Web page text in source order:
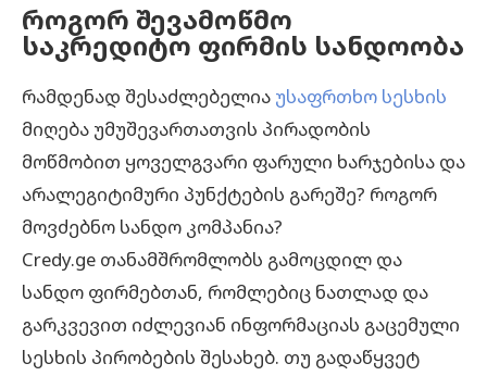
როგორ შევამოწმო
საკრედიტო ფირმის სანდოობა
რამდენად შესაძლებელია უსაფრთხო სესხის
მიღება უმუშევართათვის პირადობის
მოწმობით ყოველგვარი ფარული ხარჯებისა და
არალეგიტიმური პუნქტების გარეშე? როგორ
მოვძებნო სანდო კომპანია?
Credy.ge თანამშრომლობს გამოცდილ და
სანდო ფირმებთან, რომლებიც ნათლად და
გარკვევით იძლევიან ინფორმაციას გაცემული
სესხის პირობების შესახებ. თუ გადაწყვეტ